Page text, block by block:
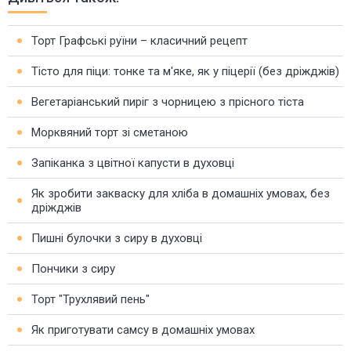
Торт Графські руїни – класичний рецепт
Тісто для піци: тонке та м'яке, як у піцерії (без дріжджів)
Вегетаріанський пиріг з чорницею з прісного тіста
Морквяний торт зі сметаною
Запіканка з цвітної капусти в духовці
Як зробити закваску для хліба в домашніх умовах, без
дріжджів
Пишні булочки з сиру в духовці
Пончики з сиру
Торт "Трухлявий пень"
Як приготувати самсу в домашніх умовах